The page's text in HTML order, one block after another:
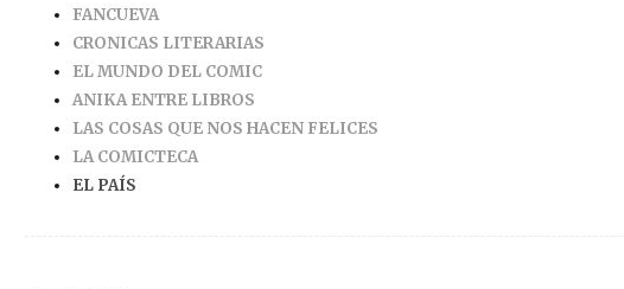
FANCUEVA
CRONICAS LITERARIAS
EL MUNDO DEL COMIC
ANIKA ENTRE LIBROS
LAS COSAS QUE NOS HACEN FELICES
LA COMICTECA
EL PAÍS